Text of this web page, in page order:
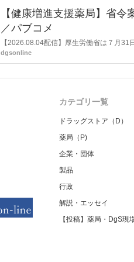
【健康増進支援薬局】省
／パブコメ
【2026.08.04配信】厚生労働省は７月31
した。受診勧奨を行った後に、当該医療
dgsonline
カテゴリ一覧
ドラッグストア（D）
薬局（P)
企業・団体
製品
行政
解説・エッセイ
【投稿】薬局・DgS現